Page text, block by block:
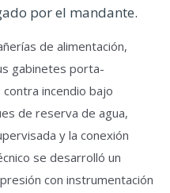
por el mandante.
de alimentación,
gabinetes porta-
incendio bajo
de reserva de agua,
y la conexión
se desarrolló un
con instrumentación